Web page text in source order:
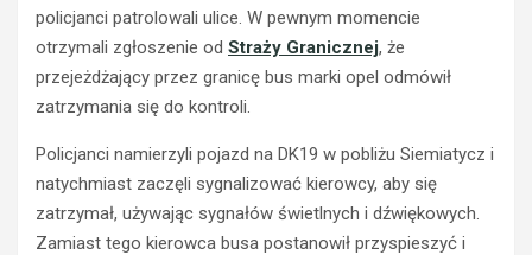
policjanci patrolowali ulice. W pewnym momencie
otrzymali zgłoszenie od Straży Granicznej, że
przejeżdżający przez granicę bus marki opel odmówił
zatrzymania się do kontroli.
Policjanci namierzyli pojazd na DK19 w pobliżu Siemiatycz i
natychmiast zaczęli sygnalizować kierowcy, aby się
zatrzymał, używając sygnałów świetlnych i dźwiękowych.
Zamiast tego kierowca busa postanowił przyspieszyć i